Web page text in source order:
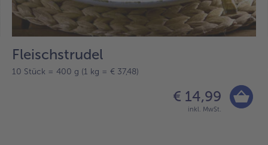
Fleischstrudel
10 Stück = 400 g (1 kg = € 37,48)
€ 14,99
inkl. MwSt.